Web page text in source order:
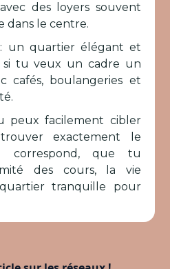
des loyers souvent
dans le centre.
: un quartier élégant et
si tu veux un cadre un
cafés, boulangeries et
peux facilement cibler
exactement le
correspond, que tu
des cours, la vie
tranquille pour